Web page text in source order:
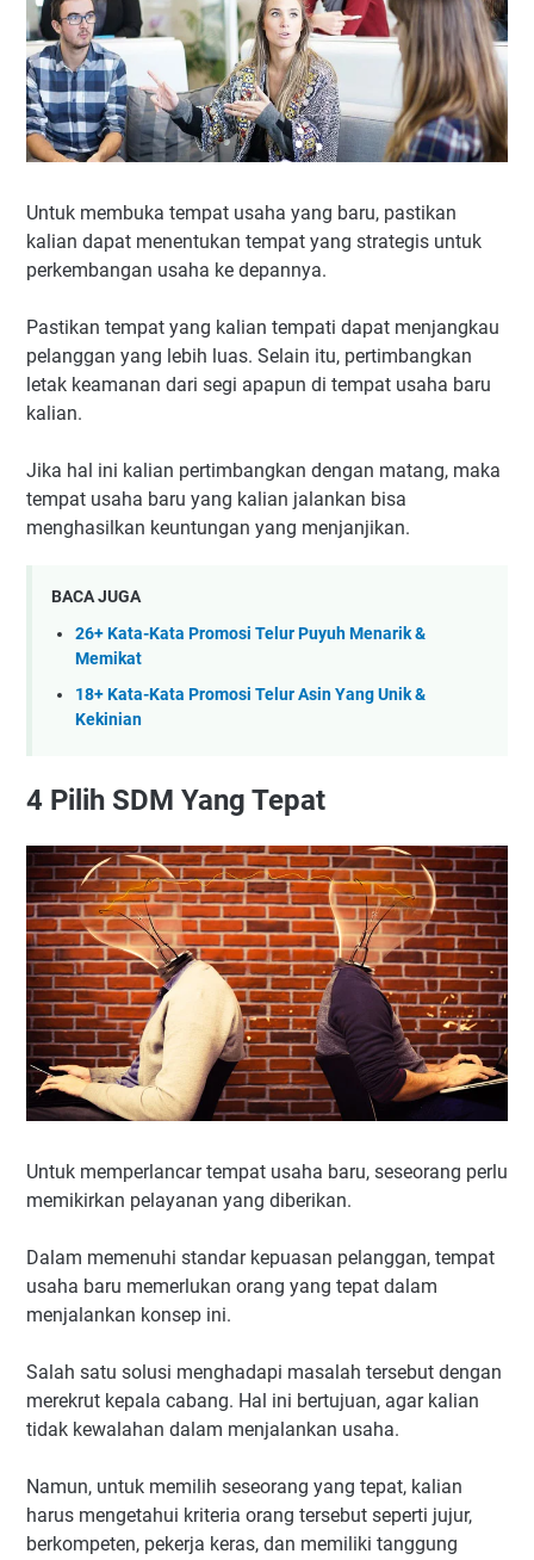
Untuk membuka tempat usaha yang baru, pastikan
kalian dapat menentukan tempat yang strategis untuk
perkembangan usaha ke depannya.
Pastikan tempat yang kalian tempati dapat menjangkau
pelanggan yang lebih luas. Selain itu, pertimbangkan
letak keamanan dari segi apapun di tempat usaha baru
kalian.
Jika hal ini kalian pertimbangkan dengan matang, maka
tempat usaha baru yang kalian jalankan bisa
menghasilkan keuntungan yang menjanjikan.
BACA JUGA
26+ Kata-Kata Promosi Telur Puyuh Menarik &
Memikat
18+ Kata-Kata Promosi Telur Asin Yang Unik &
Kekinian
4 Pilih SDM Yang Tepat
Untuk memperlancar tempat usaha baru, seseorang perlu
memikirkan pelayanan yang diberikan.
Dalam memenuhi standar kepuasan pelanggan, tempat
usaha baru memerlukan orang yang tepat dalam
menjalankan konsep ini.
Salah satu solusi menghadapi masalah tersebut dengan
merekrut kepala cabang. Hal ini bertujuan, agar kalian
tidak kewalahan dalam menjalankan usaha.
Namun, untuk memilih seseorang yang tepat, kalian
harus mengetahui kriteria orang tersebut seperti jujur,
berkompeten, pekerja keras, dan memiliki tanggung